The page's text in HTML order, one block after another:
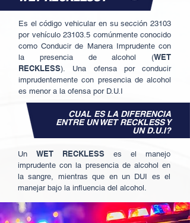
Es el código vehicular en su sección 23103
por vehículo 23103.5 comúnmente conocido
como Conducir de Manera Imprudente con
la presencia de alcohol (WET
RECKLESS). Una ofensa por conducir
imprudentemente con presencia de alcohol
es menor a la ofensa por D.U.I
CUAL ES LA DIFERENCIA
ENTRE UN WET RECKLESS Y
UN D.U.I?
Un WET RECKLESS es el manejo
imprudente con la presencia de alcohol en
la sangre, mientras que en un DUI es el
manejar bajo la influencia del alcohol.